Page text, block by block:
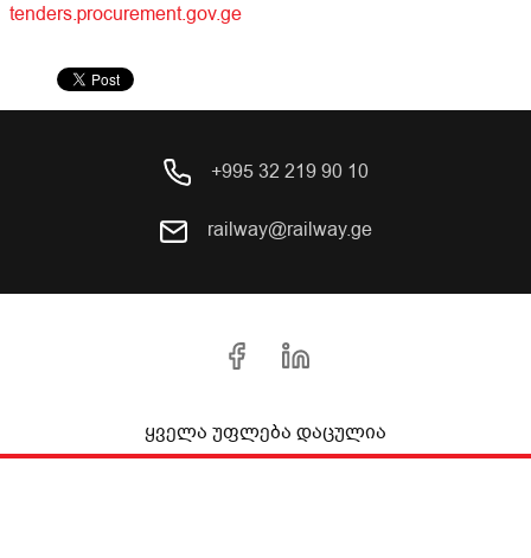
tenders.procurement.gov.ge
+995 32 219 90 10
railway@railway.ge
ყველა უფლება დაცულია